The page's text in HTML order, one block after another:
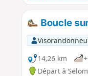
Boucle
14,26 km
Départ à